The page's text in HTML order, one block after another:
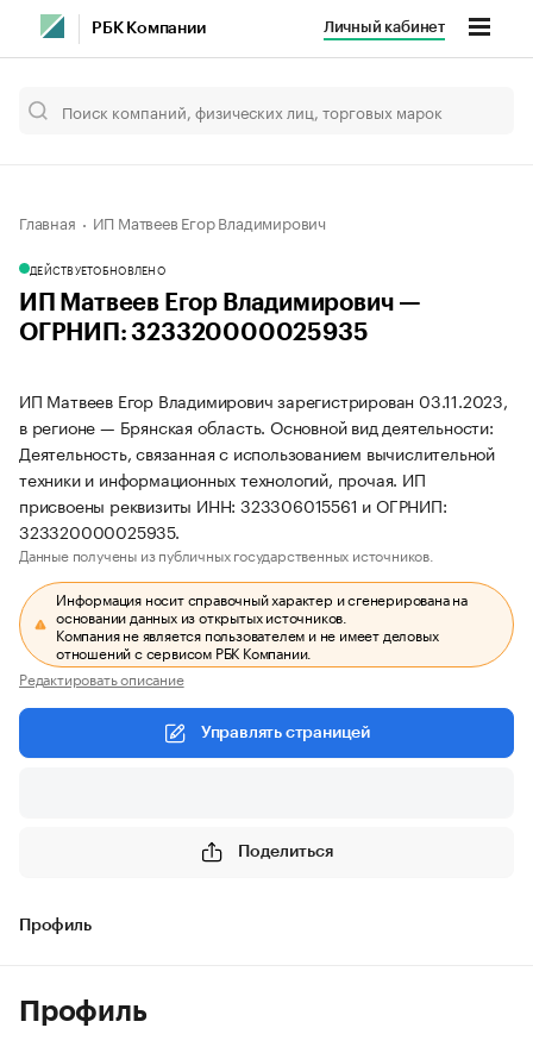
РБК Компании Личный кабинет
Главная ИП Матвеев Егор Владимирович
ДЕЙСТВУЕТОБНОВЛЕНО
ИП Матвеев Егор Владимирович —
ОГРНИП: 323320000025935
ИП Матвеев Егор Владимирович зарегистрирован 03.11.2023,
в регионе — Брянская область. Основной вид деятельности:
Деятельность, связанная с использованием вычислительной
техники и информационных технологий, прочая. ИП
присвоены реквизиты ИНН: 323306015561 и ОГРНИП:
323320000025935.
Данные получены из публичных государственных источников.
Информация носит справочный характер и сгенерирована на
основании данных из открытых источников.
Компания не является пользователем и не имеет деловых
отношений с сервисом РБК Компании.
Редактировать описание
Управлять страницей
Поделиться
Профиль
Профиль